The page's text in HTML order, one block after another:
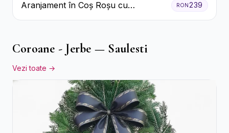
Aranjament în Coș Roșu cu
Trandafiri și Crizanteme Albe
RON239
Coroane - Jerbe — Saulesti
Vezi toate →